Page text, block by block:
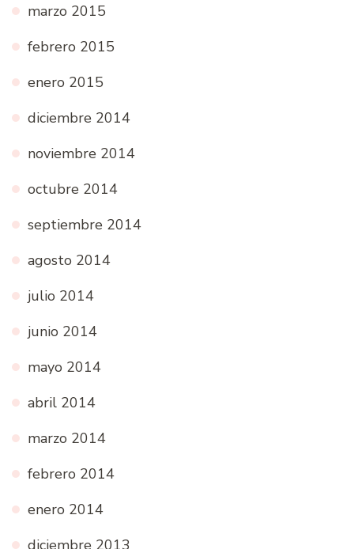
marzo 2015
febrero 2015
enero 2015
diciembre 2014
noviembre 2014
octubre 2014
septiembre 2014
agosto 2014
julio 2014
junio 2014
mayo 2014
abril 2014
marzo 2014
febrero 2014
enero 2014
diciembre 2013